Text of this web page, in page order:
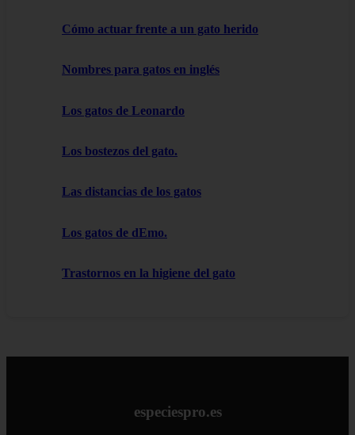
Cómo actuar frente a un gato herido
Nombres para gatos en inglés
Los gatos de Leonardo
Los bostezos del gato.
Las distancias de los gatos
Los gatos de dEmo.
Trastornos en la higiene del gato
especiespro.es